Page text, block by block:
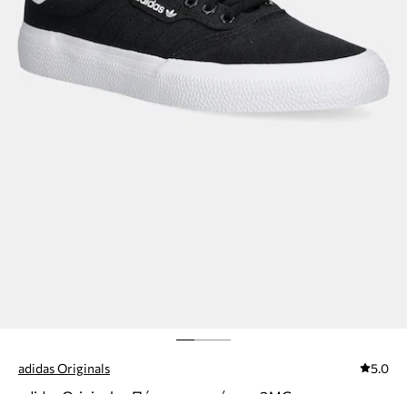
adidas Originals 5.0